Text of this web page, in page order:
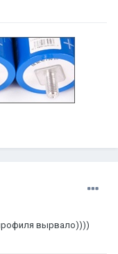
вырвало))))